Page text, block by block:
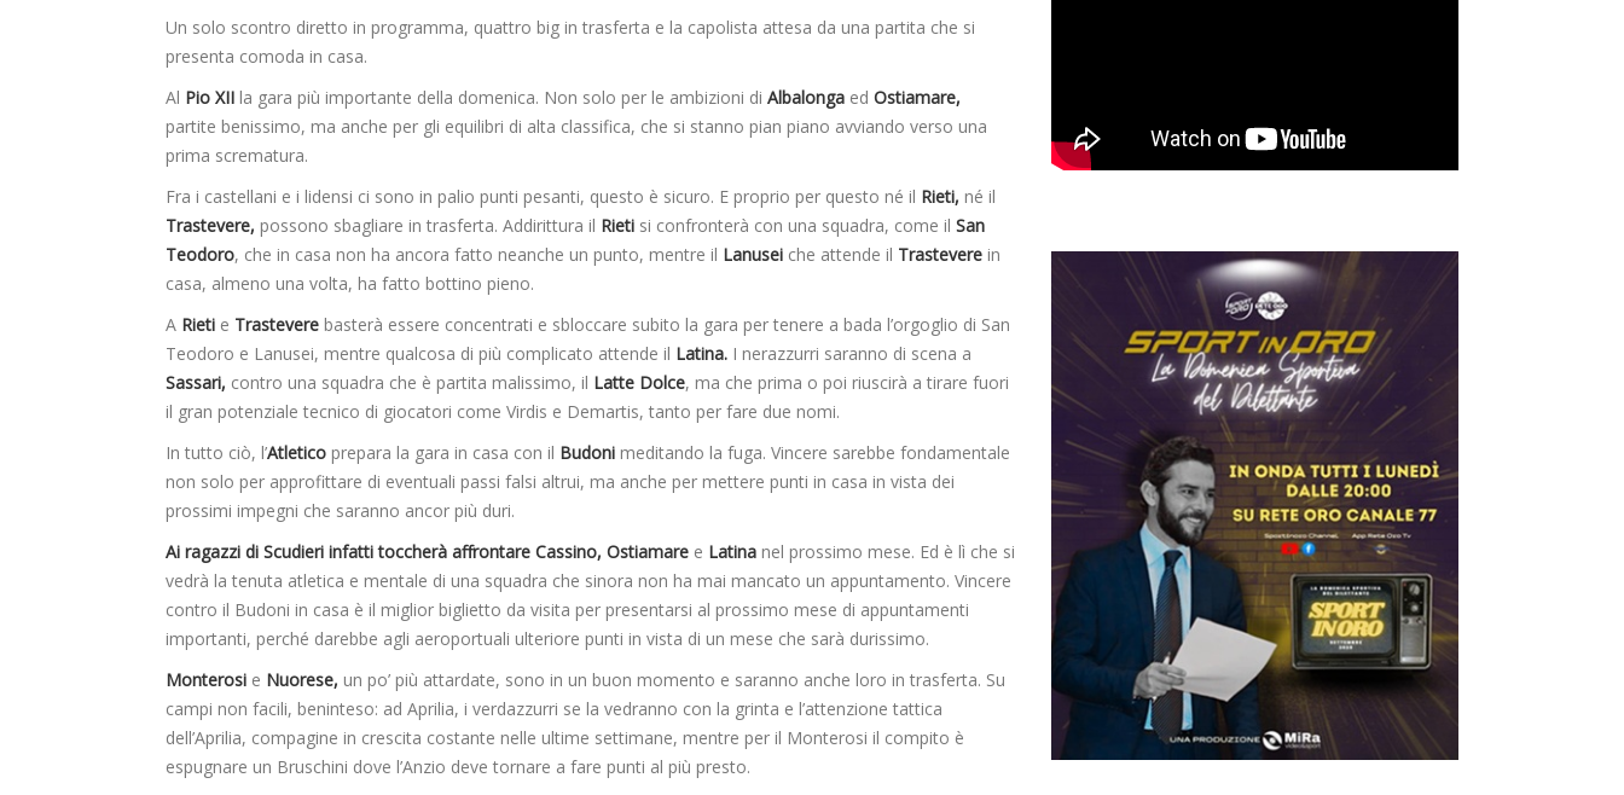
Un solo scontro diretto in programma, quattro big in trasferta e la capolista attesa da una partita che si
presenta comoda in casa.
Al Pio XII la gara più importante della domenica. Non solo per le ambizioni di Albalonga ed Ostiamare,
partite benissimo, ma anche per gli equilibri di alta classifica, che si stanno pian piano avviando verso una
prima scrematura.
Fra i castellani e i lidensi ci sono in palio punti pesanti, questo è sicuro. E proprio per questo né il Rieti, né il
Trastevere, possono sbagliare in trasferta. Addirittura il Rieti si confronterà con una squadra, come il San
Teodoro, che in casa non ha ancora fatto neanche un punto, mentre il Lanusei che attende il Trastevere in
casa, almeno una volta, ha fatto bottino pieno.
A Rieti e Trastevere basterà essere concentrati e sbloccare subito la gara per tenere a bada l’orgoglio di San
Teodoro e Lanusei, mentre qualcosa di più complicato attende il Latina. I nerazzurri saranno di scena a
Sassari, contro una squadra che è partita malissimo, il Latte Dolce, ma che prima o poi riuscirà a tirare fuori
il gran potenziale tecnico di giocatori come Virdis e Demartis, tanto per fare due nomi.
In tutto ciò, l’Atletico prepara la gara in casa con il Budoni meditando la fuga. Vincere sarebbe fondamentale
non solo per approfittare di eventuali passi falsi altrui, ma anche per mettere punti in casa in vista dei
prossimi impegni che saranno ancor più duri.
Ai ragazzi di Scudieri infatti toccherà affrontare Cassino, Ostiamare e Latina nel prossimo mese. Ed è lì che si
vedrà la tenuta atletica e mentale di una squadra che sinora non ha mai mancato un appuntamento. Vincere
contro il Budoni in casa è il miglior biglietto da visita per presentarsi al prossimo mese di appuntamenti
importanti, perché darebbe agli aeroportuali ulteriore punti in vista di un mese che sarà durissimo.
Monterosi e Nuorese, un po’ più attardate, sono in un buon momento e saranno anche loro in trasferta. Su
campi non facili, beninteso: ad Aprilia, i verdazzurri se la vedranno con la grinta e l’attenzione tattica
dell’Aprilia, compagine in crescita costante nelle ultime settimane, mentre per il Monterosi il compito è
espugnare un Bruschini dove l’Anzio deve tornare a fare punti al più presto.